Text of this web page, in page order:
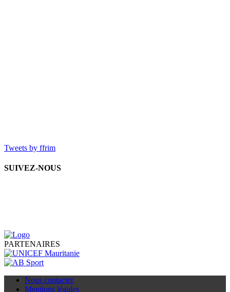
Tweets by ffrim
SUIVEZ-NOUS
PARTENAIRES
Nous contacter
Mentions légales